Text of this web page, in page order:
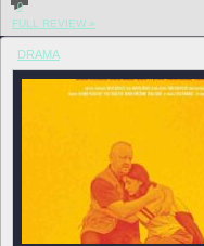
0
FULL REVIEW »
DRAMA